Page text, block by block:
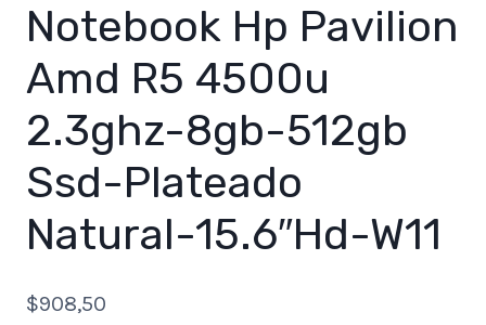
Notebook Hp Pavilion
Amd R5 4500u
2.3ghz-8gb-512gb
Ssd-Plateado
Natural-15.6″Hd-W11
$908,50